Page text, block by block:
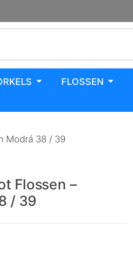
FLOSSEN
Modrá 38 / 39
Flossen –
/ 39